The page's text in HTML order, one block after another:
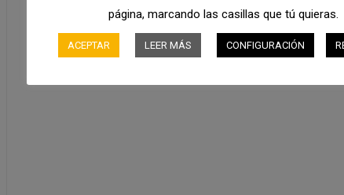
página, marcando las casillas que tú quieras.
ACEPTAR LEER MÁS CONFIGURACIÓN